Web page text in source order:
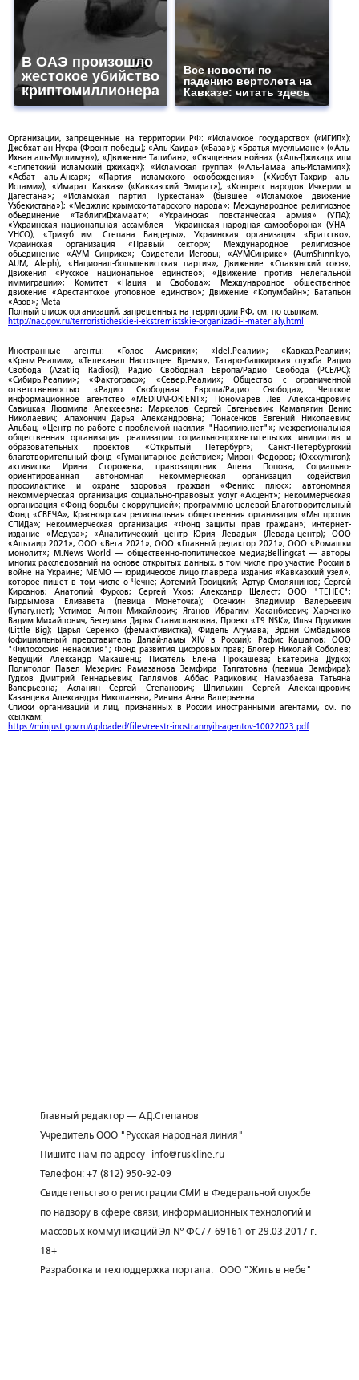
В ОАЭ произошло
жестокое убийство
криптомиллионера
Все новости по
падению вертолета на
Кавказе: читать здесь
Организации, запрещенные на территории РФ: «Исламское государство» («ИГИЛ»);
Джебхат ан-Нусра (Фронт победы); «Аль-Каида» («База»); «Братья-мусульмане» («Аль-
Ихван аль-Муслимун»); «Движение Талибан»; «Священная война» («Аль-Джихад» или
«Египетский исламский джихад»); «Исламская группа» («Аль-Гамаа аль-Исламия»);
«Асбат аль-Ансар»; «Партия исламского освобождения» («Хизбут-Тахрир аль-
Ислами»); «Имарат Кавказ» («Кавказский Эмират»); «Конгресс народов Ичкерии и
Дагестана»; «Исламская партия Туркестана» (бывшее «Исламское движение
Узбекистана»); «Меджлис крымско-татарского народа»; Международное религиозное
объединение «ТаблигиДжамаат»; «Украинская повстанческая армия» (УПА);
«Украинская национальная ассамблея – Украинская народная самооборона» (УНА -
УНСО); «Тризуб им. Степана Бандеры»; Украинская организация «Братство»;
Украинская организация «Правый сектор»; Международное религиозное
объединение «АУМ Синрике»; Свидетели Иеговы; «АУМСинрике» (AumShinrikyo,
AUM, Aleph); «Национал-большевистская партия»; Движение «Славянский союз»;
Движения «Русское национальное единство»; «Движение против нелегальной
иммиграции»; Комитет «Нация и Свобода»; Международное общественное
движение «Арестантское уголовное единство»; Движение «Колумбайн»; Батальон
«Азов»; Meta
Полный список организаций, запрещенных на территории РФ, см. по ссылкам:
http://nac.gov.ru/terroristicheskie-i-ekstremistskie-organizacii-i-materialy.html
Иностранные агенты: «Голос Америки»; «Idel.Реалии»; «Кавказ.Реалии»;
«Крым.Реалии»; «Телеканал Настоящее Время»; Татаро-башкирская служба Радио
Свобода (Azatliq Radiosi); Радио Свободная Европа/Радио Свобода (PCE/PC);
«Сибирь.Реалии»; «Фактограф»; «Север.Реалии»; Общество с ограниченной
ответственностью «Радио Свободная Европа/Радио Свобода»; Чешское
информационное агентство «MEDIUM-ORIENT»; Пономарев Лев Александрович;
Савицкая Людмила Алексеевна; Маркелов Сергей Евгеньевич; Камалягин Денис
Николаевич; Апахончич Дарья Александровна; Понасенков Евгений Николаевич;
Альбац; «Центр по работе с проблемой насилия "Насилию.нет"»; межрегиональная
общественная организация реализации социально-просветительских инициатив и
образовательных проектов «Открытый Петербург»; Санкт-Петербургский
благотворительный фонд «Гуманитарное действие»; Мирон Федоров; (Oxxxymiron);
активистка Ирина Сторожева; правозащитник Алена Попова; Социально-
ориентированная автономная некоммерческая организация содействия
профилактике и охране здоровья граждан «Феникс плюс»; автономная
некоммерческая организация социально-правовых услуг «Акцент»; некоммерческая
организация «Фонд борьбы с коррупцией»; программно-целевой Благотворительный
Фонд «СВЕЧА»; Красноярская региональная общественная организация «Мы против
СПИДа»; некоммерческая организация «Фонд защиты прав граждан»; интернет-
издание «Медуза»; «Аналитический центр Юрия Левады» (Левада-центр); ООО
«Альтаир 2021»; ООО «Вега 2021»; ООО «Главный редактор 2021»; ООО «Ромашки
монолит»; M.News World — общественно-политическое медиа;Bellingcat — авторы
многих расследований на основе открытых данных, в том числе про участие России в
войне на Украине; МЕМО — юридическое лицо главреда издания «Кавказский узел»,
которое пишет в том числе о Чечне; Артемий Троицкий; Артур Смолянинов; Сергей
Кирсанов; Анатолий Фурсов; Сергей Ухов; Александр Шелест; ООО "ТЕНЕС";
Гырдымова Елизавета (певица Монеточка); Осечкин Владимир Валерьевич
(Гулагу.нет); Устимов Антон Михайлович; Яганов Ибрагим Хасанбиевич; Харченко
Вадим Михайлович; Беседина Дарья Станиславовна; Проект «T9 NSK»; Илья Прусикин
(Little Big); Дарья Серенко (фемактивистка); Фидель Агумава; Эрдни Омбадыков
(официальный представитель Далай-ламы XIV в России); Рафис Кашапов; ООО
"Философия ненасилия"; Фонд развития цифровых прав; Блогер Николай Соболев;
Ведущий Александр Макашенц; Писатель Елена Прокашева; Екатерина Дудко;
Политолог Павел Мезерин; Рамазанова Земфира Талгатовна (певица Земфира);
Гудков Дмитрий Геннадьевич; Галлямов Аббас Радикович; Намазбаева Татьяна
Валерьевна; Асланян Сергей Степанович; Шпилькин Сергей Александрович;
Казанцева Александра Николаевна; Ривина Анна Валерьевна
Списки организаций и лиц, признанных в России иностранными агентами, см. по
ссылкам:
https://minjust.gov.ru/uploaded/files/reestr-inostrannyih-agentov-10022023.pdf
Главный редактор — А.Д.Степанов
Учредитель ООО "Русская народная линия"
Пишите нам по адресу
info@ruskline.ru
Телефон: +7 (812) 950-92-09
Свидетельство о регистрации СМИ в Федеральной службе
по надзору в сфере связи, информационных технологий и
массовых коммуникаций Эл № ФС77-69161 от 29.03.2017 г.
18+
Разработка и техподдержка портала: ООО "Жить в небе"